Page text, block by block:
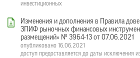
инвестиционных
Изменения и дополнения в Правила
ЗПИФ рыночных финансовых
размещений» № 3964-13 от 07.06.2021
опубликовано 16.06.2021
доступ предоставляется до даты исключения